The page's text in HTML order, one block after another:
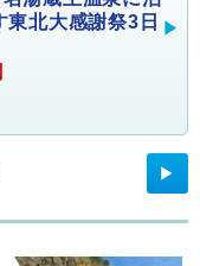
東北大感謝祭3日
▶